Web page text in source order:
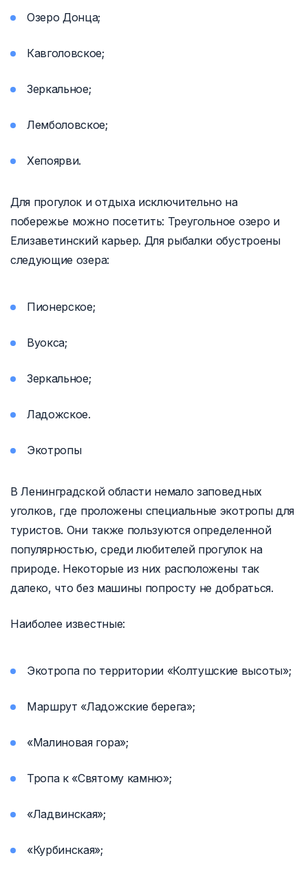
Озеро Донца;
Кавголовское;
Зеркальное;
Лемболовское;
Хепоярви.
Для прогулок и отдыха исключительно на
побережье можно посетить: Треугольное озеро и
Елизаветинский карьер. Для рыбалки обустроены
следующие озера:
Пионерское;
Вуокса;
Зеркальное;
Ладожское.
Экотропы
В Ленинградской области немало заповедных
уголков, где проложены специальные экотропы для
туристов. Они также пользуются определенной
популярностью, среди любителей прогулок на
природе. Некоторые из них расположены так
далеко, что без машины попросту не добраться.
Наиболее известные:
Экотропа по территории «Колтушские высоты»;
Маршрут «Ладожские берега»;
«Малиновая гора»;
Тропа к «Святому камню»;
«Ладвинская»;
«Курбинская»;